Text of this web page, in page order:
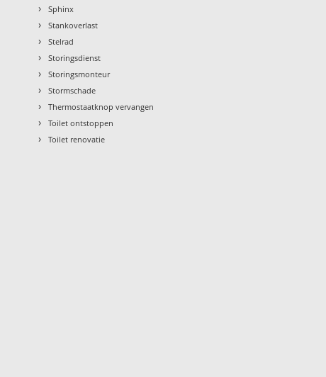
› Sphinx
› Stankoverlast
› Stelrad
› Storingsdienst
› Storingsmonteur
› Stormschade
› Thermostaatknop vervangen
› Toilet ontstoppen
› Toilet renovatie